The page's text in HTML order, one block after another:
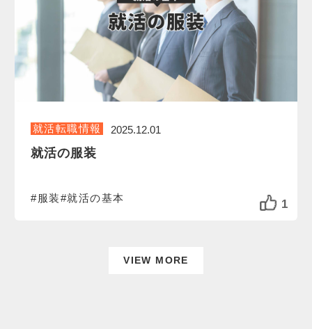
就活転職情報 2025.12.01
就活の服装
#服装#就活の基本 1
VIEW MORE